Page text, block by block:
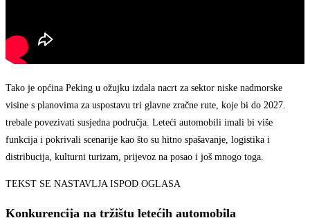
Tako je općina Peking u ožujku izdala nacrt za sektor niske nadmorske
visine s planovima za uspostavu tri glavne zračne rute, koje bi do 2027.
trebale povezivati susjedna područja. Leteći automobili imali bi više
funkcija i pokrivali scenarije kao što su hitno spašavanje, logistika i
distribucija, kulturni turizam, prijevoz na posao i još mnogo toga.
TEKST SE NASTAVLJA ISPOD OGLASA
Konkurencija na tržištu letećih automobila